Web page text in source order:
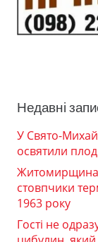
Недавні
У Свято-
освятили
Житомирщина
стовпчики
1963 року
Гості не